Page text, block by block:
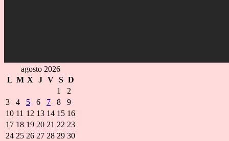
agosto 2026
L M X J V S D
1
2
3
4 5 6 7 8
9
10 11 12 13 14 15 16
17 18 19 20 21 22 23
24 25 26 27 28 29 30